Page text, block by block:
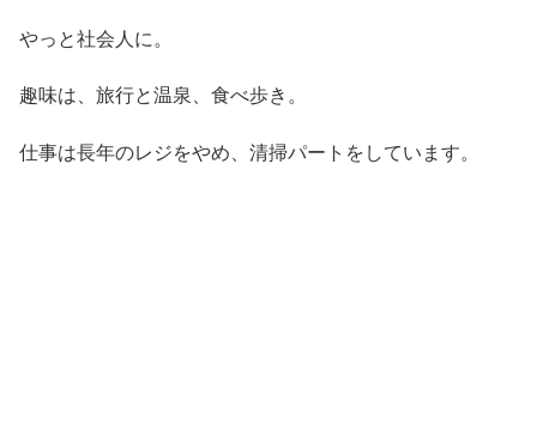
やっと社会人に。
趣味は、旅行と温泉、食べ歩き。
仕事は長年のレジをやめ、清掃パートをしています。